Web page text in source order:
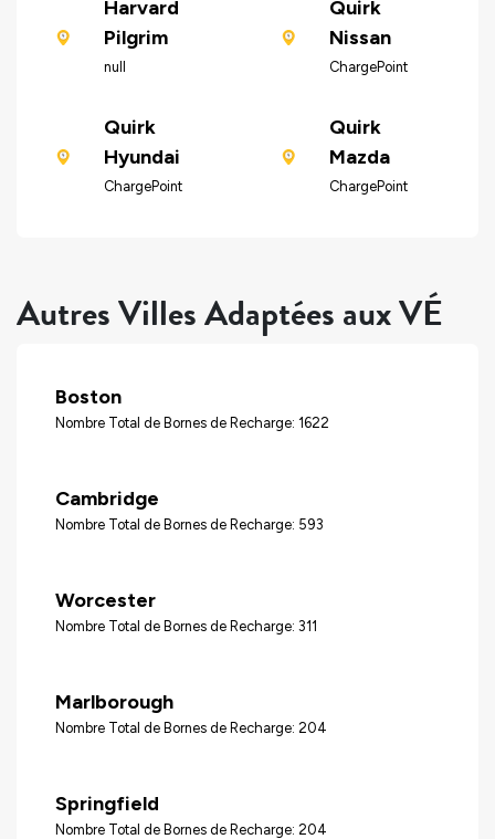
Harvard
Pilgrim
null
Quirk
Nissan
ChargePoint
Quirk
Hyundai
ChargePoint
Quirk
Mazda
ChargePoint
Autres Villes Adaptées aux VÉ
Boston
Nombre Total de Bornes de Recharge: 1622
Cambridge
Nombre Total de Bornes de Recharge: 593
Worcester
Nombre Total de Bornes de Recharge: 311
Marlborough
Nombre Total de Bornes de Recharge: 204
Springfield
Nombre Total de Bornes de Recharge: 204